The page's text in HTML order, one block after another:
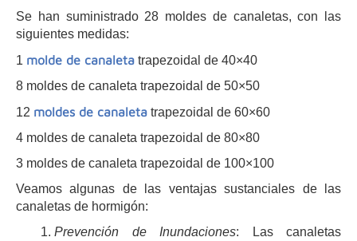
Se han suministrado 28 moldes de canaletas, con las
siguientes medidas:
1 molde de canaleta trapezoidal de 40×40
8 moldes de canaleta trapezoidal de 50×50
12 moldes de canaleta trapezoidal de 60×60
4 moldes de canaleta trapezoidal de 80×80
3 moldes de canaleta trapezoidal de 100×100
Veamos algunas de las ventajas sustanciales de las
canaletas de hormigón:
Prevención de Inundaciones: Las canaletas